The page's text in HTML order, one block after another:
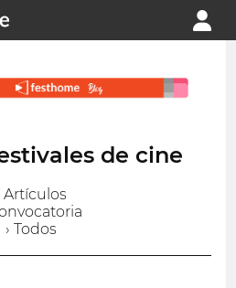
de cine
Artículos
› Todos